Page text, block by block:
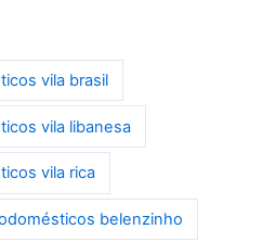
vila brasil
vila libanesa
vila rica
belenzinho